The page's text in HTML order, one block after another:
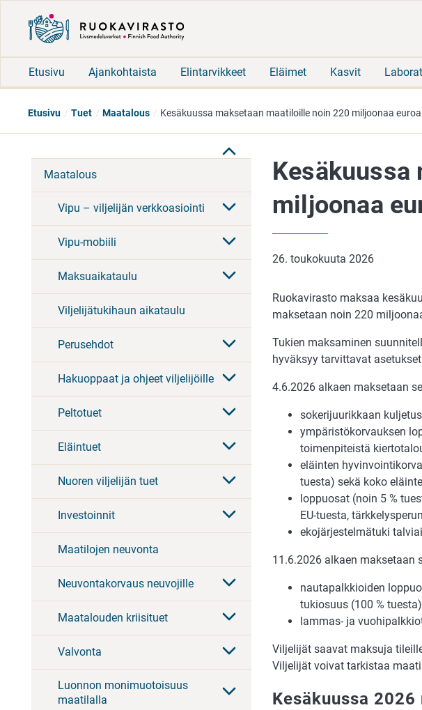
Etusivu Ajankohtaista Elintarvikkeet Eläimet Kasvit
Etusivu Tuet Maatalous Kesäkuussa maksetaan maatiloille noin 220 miljoonaa
Maatalous
Vipu – viljelijän verkkoasiointi
Vipu-mobiili
Maksuaikataulu
Viljelijätukihaun aikataulu
Perusehdot
Hakuoppaat ja ohjeet viljelijöille
Peltotuet
Eläintuet
Nuoren viljelijän tuet
Investoinnit
Maatilojen neuvonta
Neuvontakorvaus neuvojille
Maatalouden kriisituet
Valvonta
Luonnon monimuotoisuus
maatilalla
Kesäkuussa
miljoonaa
26. toukokuuta 2026
Ruokavirasto maksaa
maksetaan noin 220
Tukien maksaminen
hyväksyy tarvittavat
4.6.2026 alkaen maksetaan
sokerijuurikkaan
ympäristökorvauksen
toimenpiteistä
eläinten
tuesta) sekä koko
loppuosat (noin 5 %
EU-tuesta,
ekojärjestelmätuki
11.6.2026 alkaen maksetaan
nautapalkkioiden
tukiosuus (100 % tuesta)
lammas- ja
Viljelijät saavat maksuja
Viljelijät voivat tarkistaa
Kesäkuussa